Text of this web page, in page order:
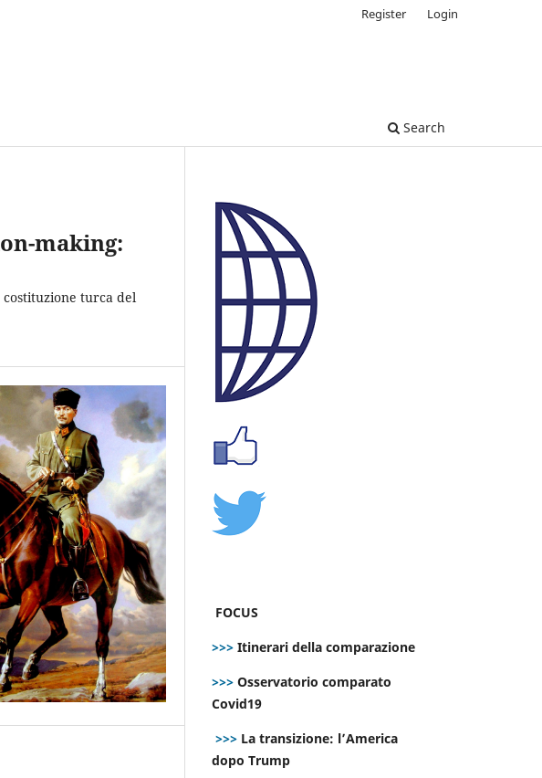
Search
Register Login
making:
turca del
FOCUS
>>> Itinerari della comparazione
>>> Osservatorio comparato
Covid19
>>> La transizione: l’America
dopo Trump